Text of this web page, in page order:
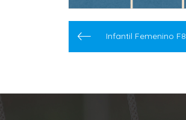
Navegación
de
Infantil Femenino F8